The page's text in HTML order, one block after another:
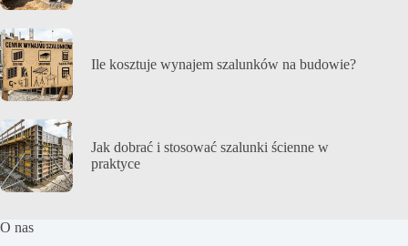
Ile kosztuje wynajem szalunków na budowie?
Jak dobrać i stosować szalunki ścienne w
praktyce
O nas